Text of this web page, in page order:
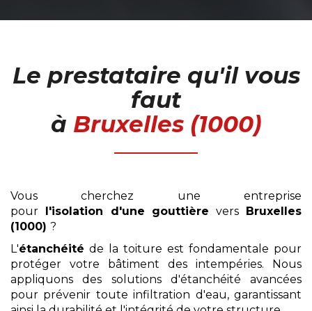
Le prestataire qu'il vous
faut
à Bruxelles (1000)
Vous cherchez une entreprise
pour l'isolation d'une gouttière vers Bruxelles
(1000) ?
L'étanchéité de la toiture est fondamentale pour
protéger votre bâtiment des intempéries. Nous
appliquons des solutions d'étanchéité avancées
pour prévenir toute infiltration d'eau, garantissant